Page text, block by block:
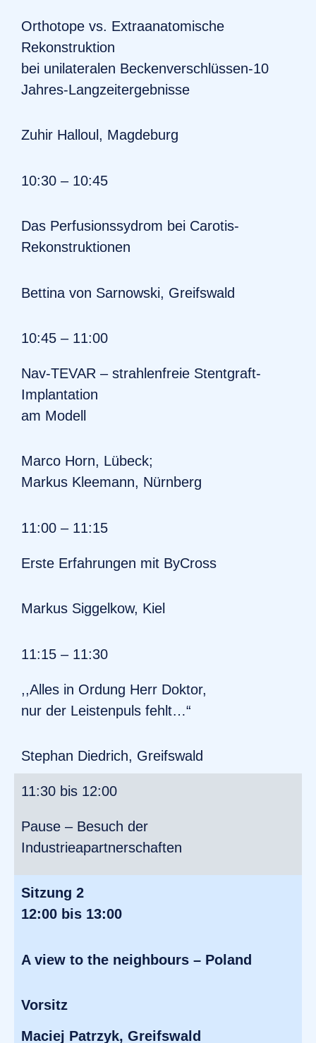
Orthotope vs. Extraanatomische
Rekonstruktion
bei unilateralen Beckenverschlüssen-10
Jahres-Langzeitergebnisse
Zuhir Halloul, Magdeburg
10:30 – 10:45
Das Perfusionssydrom bei Carotis-
Rekonstruktionen
Bettina von Sarnowski, Greifswald
10:45 – 11:00
Nav-TEVAR – strahlenfreie Stentgraft-
Implantation
am Modell
Marco Horn, Lübeck;
Markus Kleemann, Nürnberg
11:00 – 11:15
Erste Erfahrungen mit ByCross
Markus Siggelkow, Kiel
11:15 – 11:30
,,Alles in Ordung Herr Doktor,
nur der Leistenpuls fehlt…“
Stephan Diedrich, Greifswald
11:30 bis 12:00
Pause – Besuch der
Industrieapartnerschaften
Sitzung 2
12:00 bis 13:00
A view to the neighbours – Poland
Vorsitz
Maciej Patrzyk, Greifswald